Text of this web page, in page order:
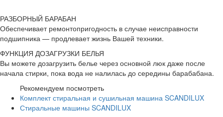
РАЗБОРНЫЙ БАРАБАН
Обеспечивает ремонтопригодность в случае неисправности
подшипника — продлевает жизнь Вашей техники.
ФУНКЦИЯ ДОЗАГРУЗКИ БЕЛЬЯ
Вы можете дозагрузить белье через основной люк даже после
начала стирки, пока вода не налилась до середины барабабана.
Рекомендуем посмотреть
Комплект стиральная и сушильная машина SCANDILUX
Стиральные машины SCANDILUX